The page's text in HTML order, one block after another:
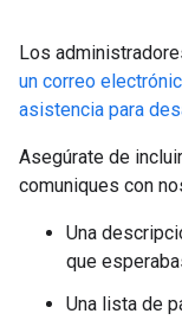
Los
un correo
asistencia para
Asegúrate de
comuniques con
Una
que
Una lista de